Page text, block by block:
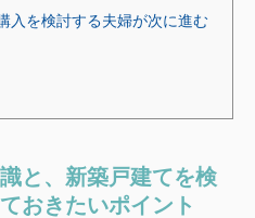
入を検討する夫婦が次に進む
と、新築戸建てを検
おきたいポイント